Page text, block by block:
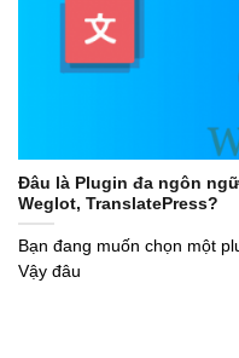
Đâu là Plugin đa ngôn
Weglot, TranslatePress?
Bạn đang muốn chọn một
Vậy đâu